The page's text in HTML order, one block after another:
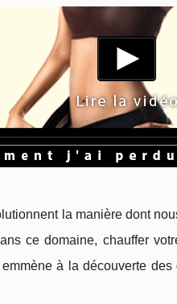
la manière dont
ce domaine, chauffer
à la découverte